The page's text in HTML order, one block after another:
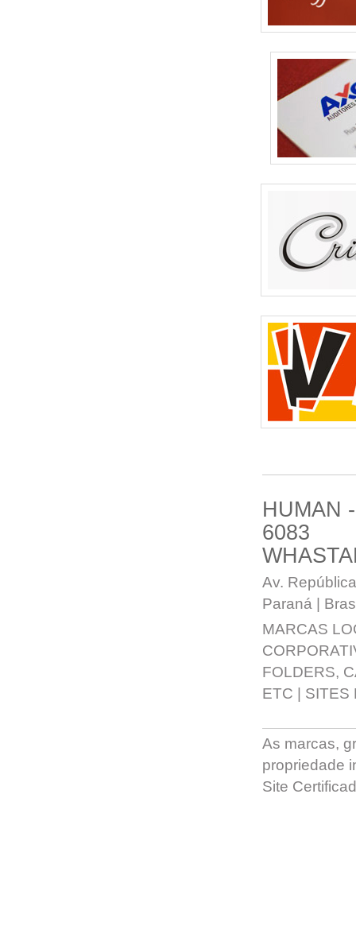
HUMAN
6083
Av.
Paraná |
MARCAS
FOLDERS,
ETC | SITES
As marcas,
propriedade
Site